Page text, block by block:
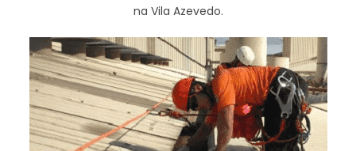
na Vila Azevedo.